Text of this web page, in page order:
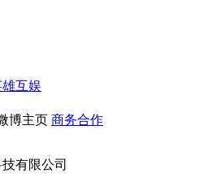
互娱
博主页 商务合作
有限公司